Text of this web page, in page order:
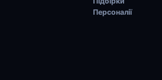
Персоналії